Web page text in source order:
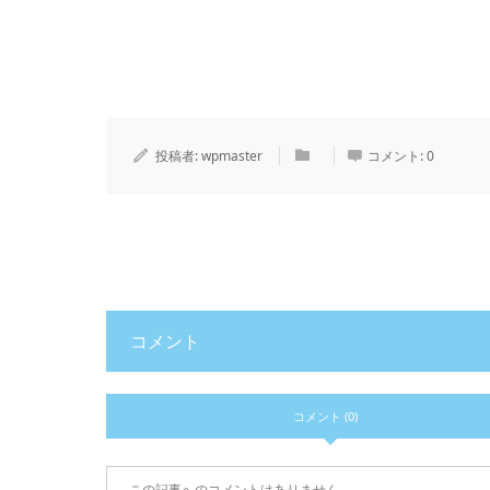
投稿者:wpmaster コメント:0
コメント
コメント (0)